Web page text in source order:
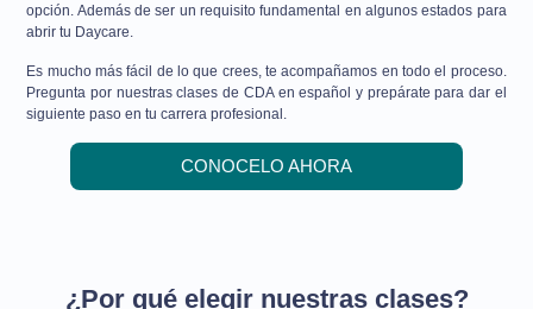
opción. Además de ser un requisito fundamental en algunos estados para
abrir tu Daycare.
Es mucho más fácil de lo que crees, te acompañamos en todo el proceso.
Pregunta por nuestras clases de CDA en español y prepárate para dar el
siguiente paso en tu carrera profesional.
CONOCELO AHORA
¿Por qué elegir nuestras clases?